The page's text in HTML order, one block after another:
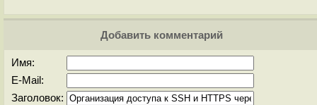
Добавить комментарий
Имя:
E-Mail:
Заголовок: